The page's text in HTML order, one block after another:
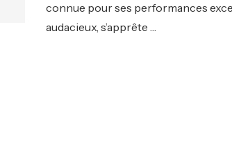
connue pour ses performances
audacieux, s’apprête …